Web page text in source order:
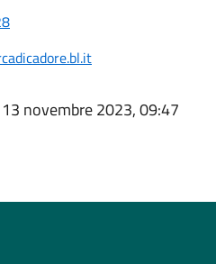
novembre 2023, 09:47